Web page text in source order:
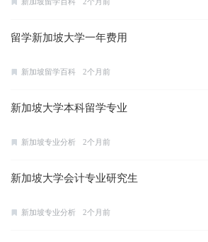
新加坡留学百科 2个月前
留学新加坡大学一年费用
新加坡留学百科 2个月前
新加坡大学本科留学专业
新加坡专业分析 2个月前
新加坡大学会计专业研究生
新加坡专业分析 2个月前